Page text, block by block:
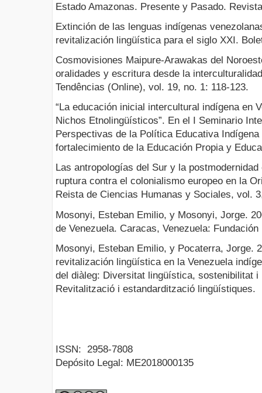
Estado Amazonas. Presente y Pasado.
Extinción de las lenguas indígenas
revitalización lingüística para el siglo XXI.
Cosmovisiones Maipure-Arawakas del
oralidades y escritura desde la
Tendências (Online), vol. 19, no. 1: 118-123.
“La educación inicial intercultural indígena en
Nichos Etnolingüísticos”. En el I Seminario
Perspectivas de la Política Educativa Indígena
fortalecimiento de la Educación Propia y
Las antropologías del Sur y la
ruptura contra el colonialismo europeo en la
Reista de Ciencias Humanas y Sociales, vol.
Mosonyi, Esteban Emilio, y Mosonyi, Jorge.
de Venezuela. Caracas, Venezuela:
Mosonyi, Esteban Emilio, y Pocaterra, Jorge.
revitalización lingüística en la Venezuela
del diàleg: Diversitat lingüística, sostenibilitat i
Revitalització i estandardització lingüístiques.
ISSN: 2958-7808
Depósito Legal: ME2018000135